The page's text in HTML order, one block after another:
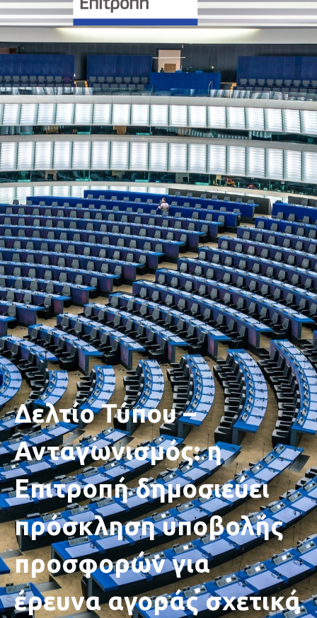
Δελτίο Τύπου –
Ανταγωνισμός: η
Επιτροπή δημοσιεύει
πρόσκληση υποβολής
προσφορών για
έρευνα αγοράς σχετικά